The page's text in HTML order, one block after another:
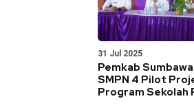
31 Jul 2025
Pemkab
SMPN 4 Pilot
Program Sekolah